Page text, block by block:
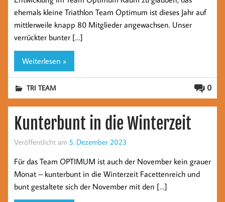
ehemals kleine Triathlon Team Optimum ist dieses Jahr auf
mittlerweile knapp 80 Mitglieder angewachsen. Unser
verrückter bunter […]
Weiterlesen »
0
TRI TEAM
Kunterbunt in die Winterzeit
Veröffentlicht am 5. Dezember 2023
Für das Team OPTIMUM ist auch der November kein grauer
Monat – kunterbunt in die Winterzeit Facettenreich und
bunt gestaltete sich der November mit den […]